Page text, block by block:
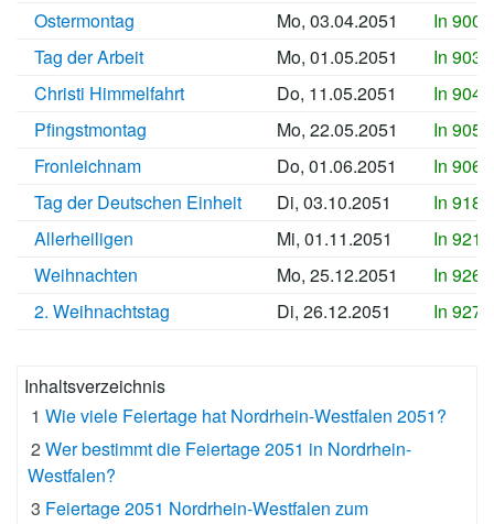
Ostermontag
Mo, 03.04.2051
In
Tag der Arbeit
Mo, 01.05.2051
In
Christi Himmelfahrt
Do, 11.05.2051
In
Pfingstmontag
Mo, 22.05.2051
In
Fronleichnam
Do, 01.06.2051
In
Tag der Deutschen Einheit
Di, 03.10.2051
In
Allerheiligen
Mi, 01.11.2051
In
Weihnachten
Mo, 25.12.2051
In
2. Weihnachtstag
Di, 26.12.2051 In
Inhaltsverzeichnis
1 Wie viele Feiertage hat Nordrhein-Westfalen 2051?
2 Wer bestimmt die Feiertage 2051 in Nordrhein-
Westfalen?
3 Feiertage 2051 Nordrhein-Westfalen zum